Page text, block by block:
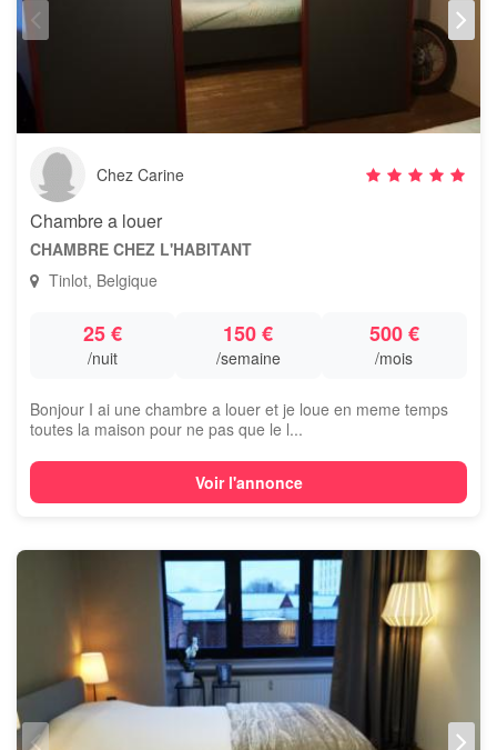
Chez Carine
Chambre a louer
CHAMBRE CHEZ L'HABITANT
Tinlot, Belgique
25 €
/nuit
150 €
/semaine
500 €
/mois
Bonjour I ai une chambre a louer et je loue en meme temps
toutes la maison pour ne pas que le l...
Voir l'annonce